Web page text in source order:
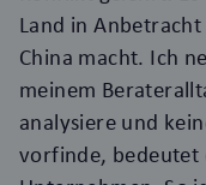
Land in
China macht. Ich
meinem
analysiere und
vorfinde, bedeutet